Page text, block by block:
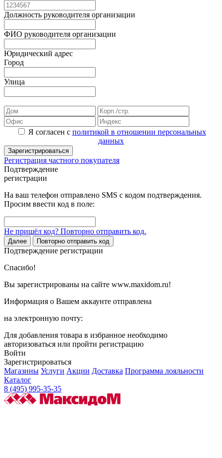
Должность руководителя организации
ФИО руководителя организации
Юридический адрес
Город
Улица
Я согласен с политикой в отношении персональных
данных
Зарегистрироваться
Регистрация частного покупателя
Подтверждение
регистрации
На ваш телефон отправлено SMS с кодом подтверждения.
Просим ввести код в поле:
Не пришёл код? Повторно отправить код.
Далее Повторно отправить код
Подтверждение регистрации
Спасибо!
Вы зарегистрированы на сайте www.maxidom.ru!
Информация о Вашем аккаунте отправлена
на электронную почту:
Для добавления товара в избранное необходимо
авторизоваться или пройти регистрацию
Войти
Зарегистрироваться
Магазины Услуги Акции Доставка Программа лояльности
Каталог
8 (495) 995-35-35